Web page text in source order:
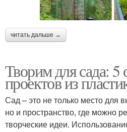
читать дальше →
Творим для сада:
проектов из
Сад – это не только место для
но и пространство, где можно
творческие идеи.